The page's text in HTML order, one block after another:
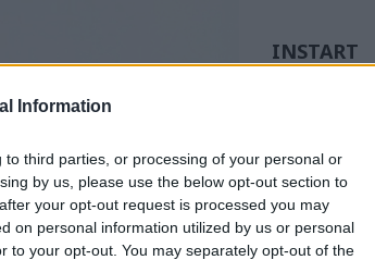
Information
third parties, or processing of your personal or
by us, please use the below opt-out section to
your opt-out request is processed you may
on personal information utilized by us or personal
to your opt-out. You may separately opt-out of the
INSTART